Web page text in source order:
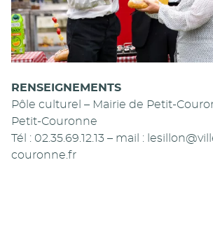
RENSEIGNEMENTS
Pôle culturel – Mairie de Petit-
Petit-Couronne
Tél : 02.35.69.12.13 – mail :
couronne.fr